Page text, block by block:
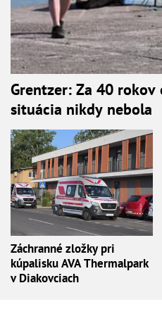
Grentzer: Za 40
situácia nikdy nebola
Záchranné zložky pri
kúpalisku AVA Thermalpark
v Diakovciach